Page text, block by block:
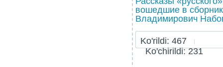
вошедшие в
Владимирович
Ko'rildi: 467
Ko'chirildi: 231